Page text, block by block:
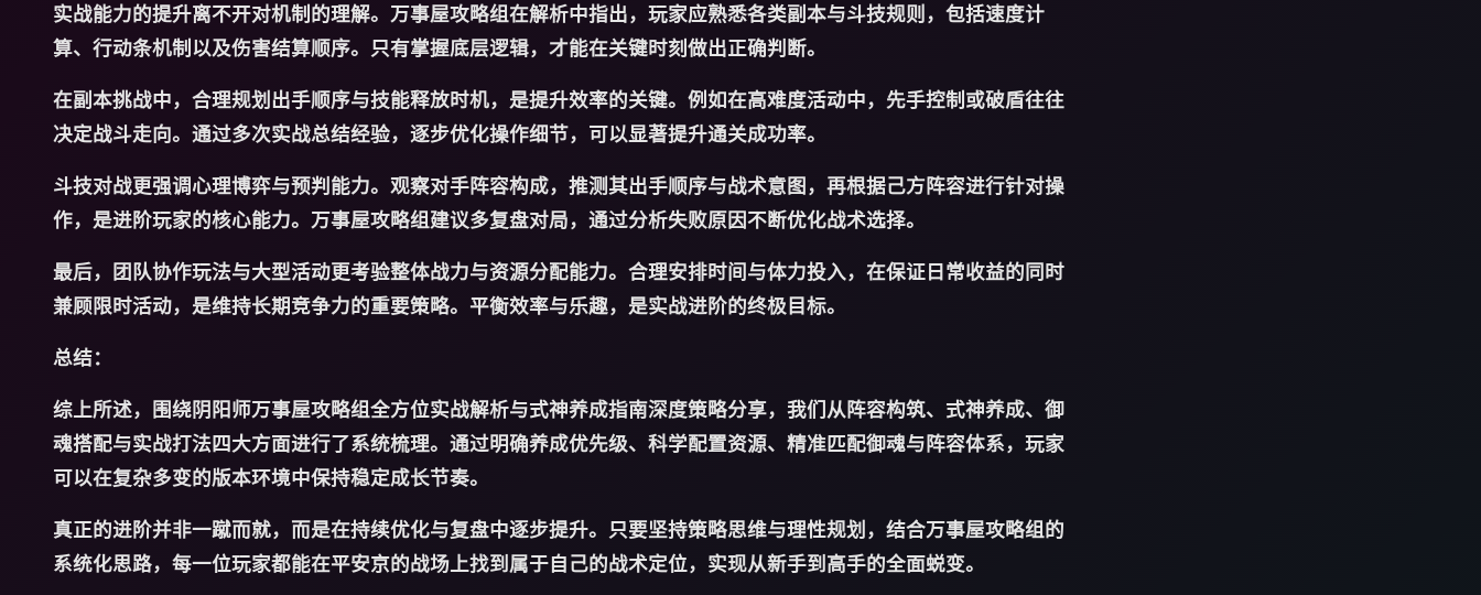
实战能力的提升离不开对机制的理解。万事屋攻略组在解析中指出，玩家应熟悉各类副本与斗技规则，包括速度计
算、行动条机制以及伤害结算顺序。只有掌握底层逻辑，才能在关键时刻做出正确判断。
在副本挑战中，合理规划出手顺序与技能释放时机，是提升效率的关键。例如在高难度活动中，先手控制或破盾往往
决定战斗走向。通过多次实战总结经验，逐步优化操作细节，可以显著提升通关成功率。
斗技对战更强调心理博弈与预判能力。观察对手阵容构成，推测其出手顺序与战术意图，再根据己方阵容进行针对操
作，是进阶玩家的核心能力。万事屋攻略组建议多复盘对局，通过分析失败原因不断优化战术选择。
最后，团队协作玩法与大型活动更考验整体战力与资源分配能力。合理安排时间与体力投入，在保证日常收益的同时
兼顾限时活动，是维持长期竞争力的重要策略。平衡效率与乐趣，是实战进阶的终极目标。
总结：
综上所述，围绕阴阳师万事屋攻略组全方位实战解析与式神养成指南深度策略分享，我们从阵容构筑、式神养成、御
魂搭配与实战打法四大方面进行了系统梳理。通过明确养成优先级、科学配置资源、精准匹配御魂与阵容体系，玩家
可以在复杂多变的版本环境中保持稳定成长节奏。
真正的进阶并非一蹴而就，而是在持续优化与复盘中逐步提升。只要坚持策略思维与理性规划，结合万事屋攻略组的
系统化思路，每一位玩家都能在平安京的战场上找到属于自己的战术定位，实现从新手到高手的全面蜕变。